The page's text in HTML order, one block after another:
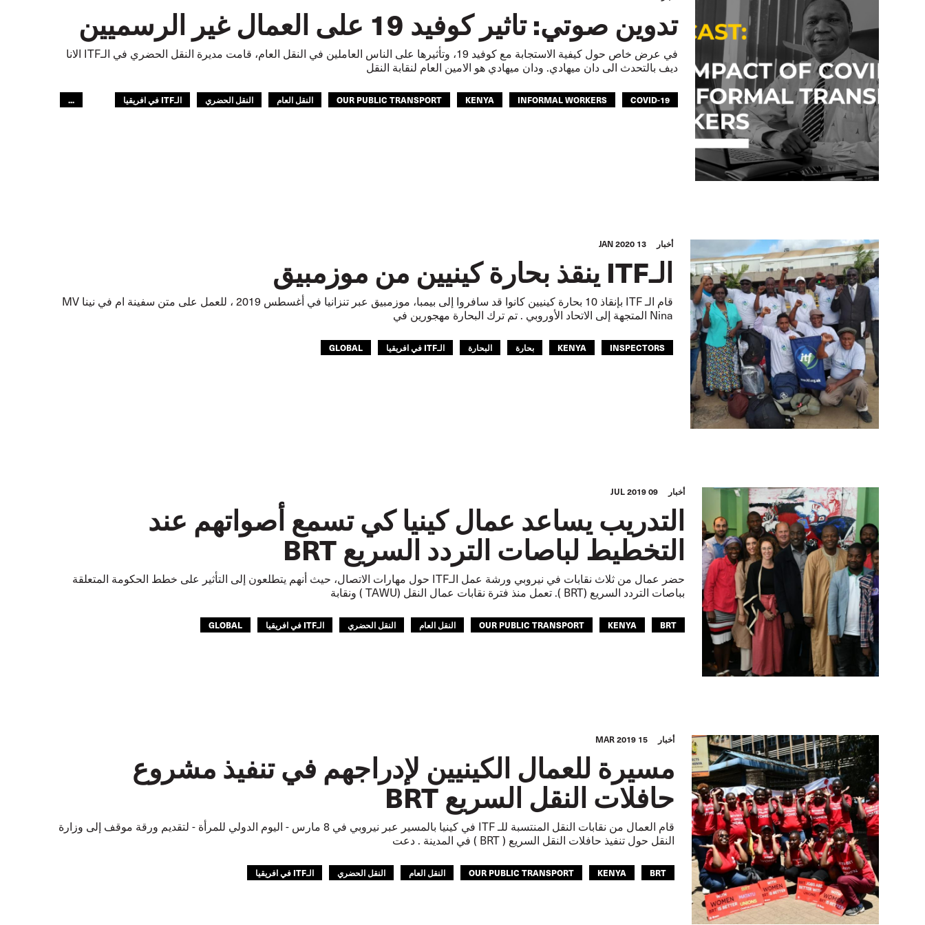
تدوين صوتي: تاثير كوفيد 19 على العمال غير الرسميين
في عرض خاص حول كيفية الاستجابة مع كوفيد 19، وتأثيرها على الناس العاملين في النقل العام، قامت مديرة النقل الحضري في الـITF الانا
ديف بالتحدث الى دان ميهادي. ودان ميهادي هو الامين العام لنقابة النقل
COVID-19
INFORMAL WORKERS
KENYA
OUR PUBLIC TRANSPORT النقل العام النقل الحضري
الـITF في افريقيا
...
أخبار 13 JAN 2020
الـITF ينقذ بحارة كينيين من موزمبيق
قام الـ ITF بإنقاذ 10 بحارة كينيين كانوا قد سافروا إلى بيمبا، موزمبيق عبر تنزانيا في أغسطس 2019 ، للعمل على متن سفينة ام في نينا MV
Nina المتجهة إلى الاتحاد الأوروبي . تم ترك البحارة مهجورين في
INSPECTORS
KENYA بحارة البحارة الـITF في افريقيا GLOBAL
أخبار 09 JUL 2019
التدريب يساعد عمال كينيا كي تسمع أصواتهم عند
التخطيط لباصات التردد السريع BRT
حضر عمال من ثلاث نقابات في نيروبي ورشة عمل الـITF حول مهارات الاتصال، حيث أنهم يتطلعون إلى التأثير على خطط الحكومة المتعلقة
بباصات التردد السريع (BRT ). تعمل منذ فترة نقابات عمال النقل (TAWU ) ونقابة
BRT
KENYA
OUR PUBLIC TRANSPORT النقل العام النقل الحضري الـITF في افريقيا GLOBAL
أخبار 15 MAR 2019
مسيرة للعمال الكينيين لإدراجهم في تنفيذ مشروع
حافلات النقل السريع BRT
قام العمال من نقابات النقل المنتسبة للـ ITF في كينيا بالمسير عبر نيروبي في 8 مارس - اليوم الدولي للمرأة - لتقديم ورقة موقف إلى وزارة
النقل حول تنفيذ حافلات النقل السريع ( BRT ) في المدينة . دعت
BRT
KENYA
OUR PUBLIC TRANSPORT النقل العام النقل الحضري الـITF في افريقيا